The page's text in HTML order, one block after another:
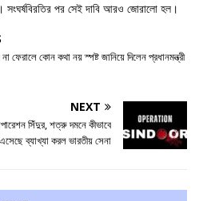
পর সেই দাবি আরও জোরালো হল।
ফেরালে কোন কথা নয় স্পষ্ট জানিয়ে দিলেন প্রধানমন্ত্রী
NEXT
সিঁদুর, শত্রু দমনে কীভাবে
ব্যাখ্যা করল ভারতীয় সেনা